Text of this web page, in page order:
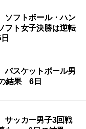
ソフトボール・ハン
フト女子決勝は逆転
バスケットボール男
結果 6日
サッカー男子3回戦